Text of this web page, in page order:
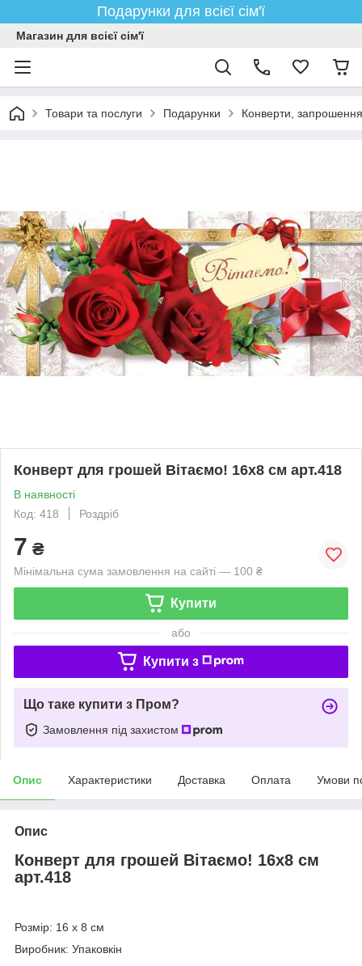
Подарунки для всієї сім'ї
Магазин для всієї сім'ї
Товари та послуги Подарунки Конверти, запрошення
Конверт для грошей Вітаємо! 16х8 см арт.418
В наявності
Код: 418
Роздріб
7 ₴
Мінімальна сума замовлення на сайті — 100 ₴
Купити
або
Купити з
Що таке купити з Пром?
Замовлення під захистом
Опис Характеристики Доставка Оплата Умови
Опис
Конверт для грошей Вітаємо! 16х8 см
арт.418
Розмір: 16 х 8 см
Виробник: Упаковкін